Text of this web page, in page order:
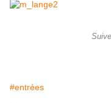
#entrées